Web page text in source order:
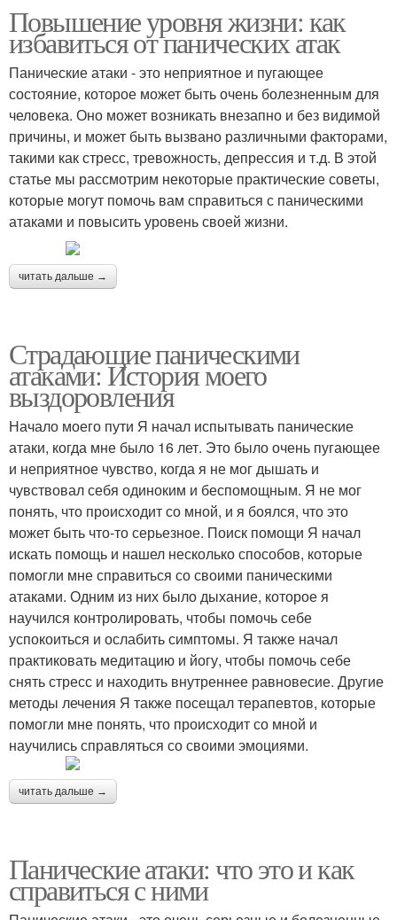
Повышение уровня жизни: как
избавиться от панических атак
Панические атаки - это неприятное и пугающее
состояние, которое может быть очень болезненным для
человека. Оно может возникать внезапно и без видимой
причины, и может быть вызвано различными факторами,
такими как стресс, тревожность, депрессия и т.д. В этой
статье мы рассмотрим некоторые практические советы,
которые могут помочь вам справиться с паническими
атаками и повысить уровень своей жизни.
читать дальше →
Страдающие паническими
атаками: История моего
выздоровления
Начало моего пути Я начал испытывать панические
атаки, когда мне было 16 лет. Это было очень пугающее
и неприятное чувство, когда я не мог дышать и
чувствовал себя одиноким и беспомощным. Я не мог
понять, что происходит со мной, и я боялся, что это
может быть что-то серьезное. Поиск помощи Я начал
искать помощь и нашел несколько способов, которые
помогли мне справиться со своими паническими
атаками. Одним из них было дыхание, которое я
научился контролировать, чтобы помочь себе
успокоиться и ослабить симптомы. Я также начал
практиковать медитацию и йогу, чтобы помочь себе
снять стресс и находить внутреннее равновесие. Другие
методы лечения Я также посещал терапевтов, которые
помогли мне понять, что происходит со мной и
научились справляться со своими эмоциями.
читать дальше →
Панические атаки: что это и как
справиться с ними